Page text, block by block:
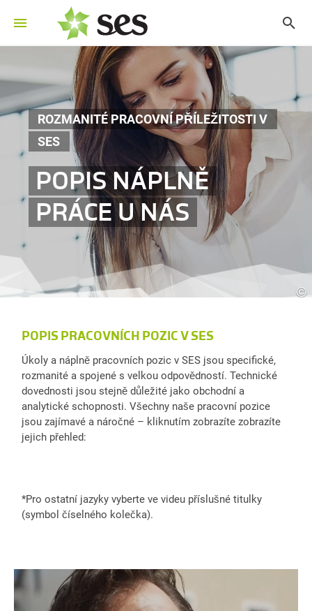
ROZMANITÉ PRACOVNÍ PŘÍLEŽITOSTI V
SES
POPIS NÁPLNĚ
PRÁCE U NÁS
©
POPIS PRACOVNÍCH POZIC V SES
Úkoly a náplně pracovních pozic v SES jsou specifické,
rozmanité a spojené s velkou odpovědností. Technické
dovednosti jsou stejně důležité jako obchodní a
analytické schopnosti. Všechny naše pracovní pozice
jsou zajímavé a náročné – kliknutím zobrazíte zobrazíte
jejich přehled:
*Pro ostatní jazyky vyberte ve videu příslušné titulky
(symbol číselného kolečka).